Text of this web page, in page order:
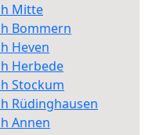
Mitte
Bommern
Heven
Herbede
Stockum
Rüdinghausen
Annen